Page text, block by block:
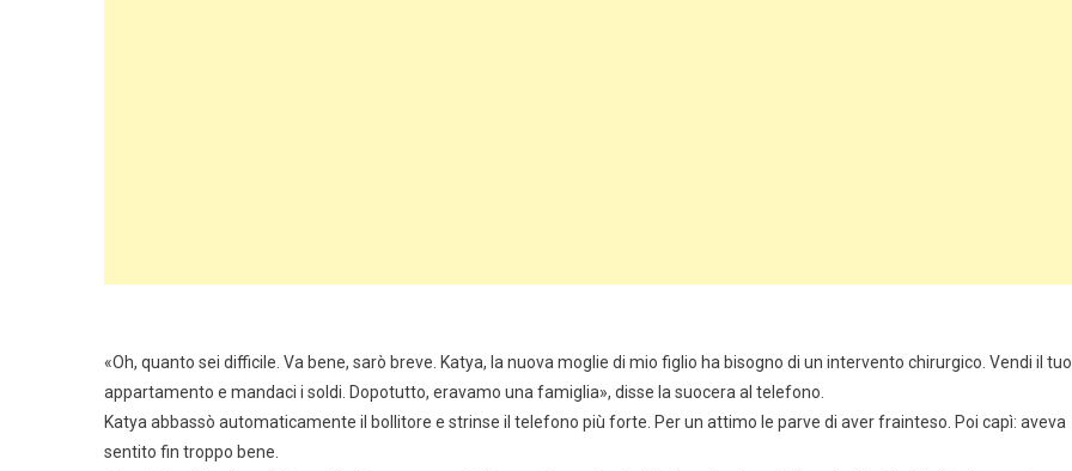
«Oh, quanto sei difficile. Va bene, sarò breve. Katya, la nuova moglie di mio figlio ha bisogno di un intervento chirurgico. Vendi il tuo
appartamento e mandaci i soldi. Dopotutto, eravamo una famiglia», disse la suocera al telefono.
Katya abbassò automaticamente il bollitore e strinse il telefono più forte. Per un attimo le parve di aver frainteso. Poi capì: aveva
sentito fin troppo bene.